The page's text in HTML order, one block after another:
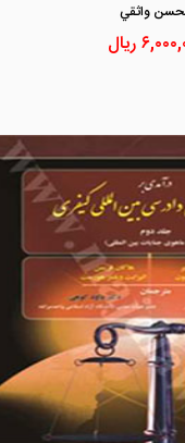
واثقي
ریال